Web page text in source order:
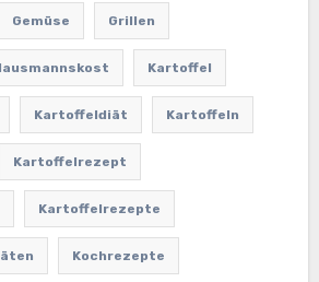
Gemüse Grillen
Kartoffel
Kartoffeldiät Kartoffeln
Kartoffelrezept
Kartoffelrezepte
Kochrezepte